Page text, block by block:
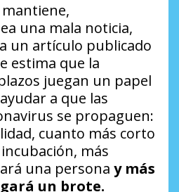
una mala noticia,
un artículo publicado
estima que la
juegan un papel
a que las
se propaguen:
cuanto más corto
más
una persona y más
un brote.